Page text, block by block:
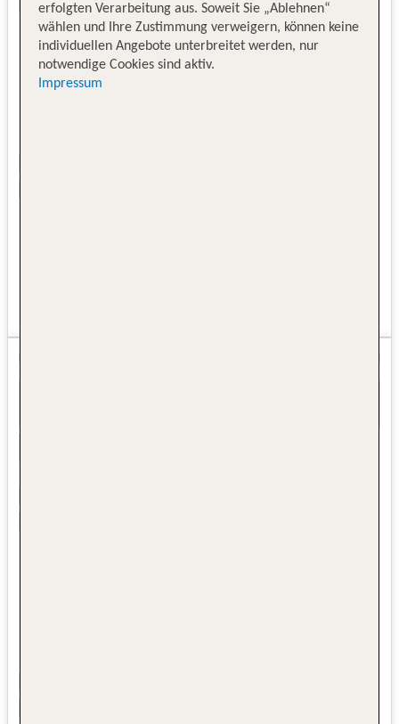
erfolgten Verarbeitung aus. Soweit Sie „Ablehnen“
wählen und Ihre Zustimmung verweigern, können keine
individuellen Angebote unterbreitet werden, nur
notwendige Cookies sind aktiv.
Impressum